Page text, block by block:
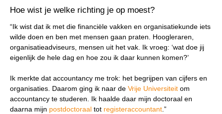
Hoe wist je welke richting je op moest?
“Ik wist dat ik met die financiële vakken en organisatiekunde iets
wilde doen en ben met mensen gaan praten. Hoogleraren,
organisatieadviseurs, mensen uit het vak. Ik vroeg: ‘wat doe jij
eigenlijk de hele dag en hoe zou ik daar kunnen komen?’
Ik merkte dat accountancy me trok: het begrijpen van cijfers en
organisaties. Daarom ging ik naar de Vrije Universiteit om
accountancy te studeren. Ik haalde daar mijn doctoraal en
daarna mijn postdoctoraal tot registeraccountant.”